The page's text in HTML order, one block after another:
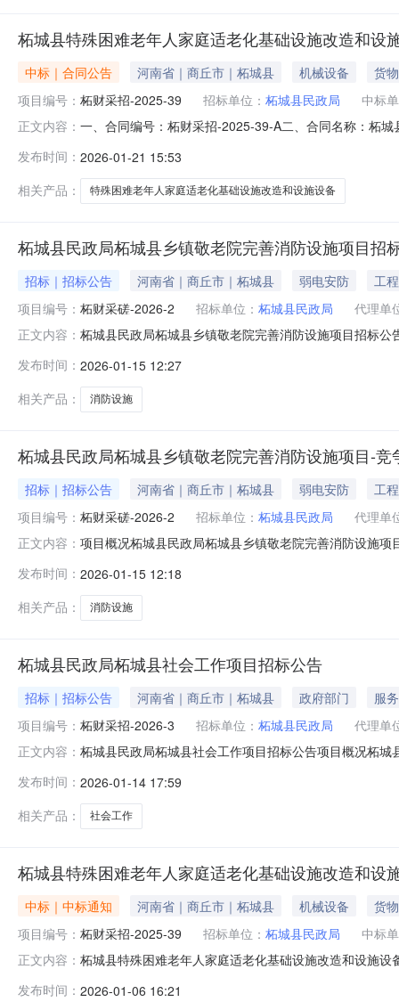
柘城县特殊困难老年人家庭适老化基础设施改造和设
中标｜合同公告 河南省｜商丘市｜柘城县 机械设备
货物
项目编号： 柘财采招-2025-39 招标单位： 柘城县民政局
中标
正文内容： 一、合同编号：柘财采招-2025-39-A二、合同名称：柘
（乙方）：河南葆兔数字科技有限公司企业规模：微型
发布时间： 2026-01-21 15:53
相关产品：
特殊困难老年人家庭适老化基础设施改造和设施设备
柘城县民政局柘城县乡镇敬老院完善消防设施项目招
招标｜招标公告 河南省｜商丘市｜柘城县 弱电安防
工程
项目编号： 柘财采磋-2026-2 招标单位： 柘城县民政局
代理单
正文内容： 柘城县民政局柘城县乡镇敬老院完善消防设施项目招标
目名称：柘城县民政局柘城县乡镇敬老院完善消防设施
竞争性磋商文件、
发布时间： 2026-01-15 12:27
相关产品：
消防设施
柘城县民政局柘城县乡镇敬老院完善消防设施项目-竞
招标｜招标公告 河南省｜商丘市｜柘城县 弱电安防
工程
项目编号： 柘财采磋-2026-2 招标单位： 柘城县民政局
代理单
正文内容： 项目概况柘城县民政局柘城县乡镇敬老院完善消防设施
2,583,177.30元最高限价：2583177.3元序号包号包名
发布时间： 2026-01-15 12:18
相关产品：
消防设施
柘城县民政局柘城县社会工作项目招标公告
招标｜招标公告 河南省｜商丘市｜柘城县 政府部门
服务
项目编号： 柘财采招-2026-3 招标单位： 柘城县民政局
代理单
正文内容： 柘城县民政局柘城县社会工作项目招标公告项目概况柘
城县民政局柘城县社会工作项目3、采购方式：公开招标
发布时间： 2026-01-14 17:59
相关产品：
社会工作
柘城县特殊困难老年人家庭适老化基础设施改造和设
中标｜中标通知 河南省｜商丘市｜柘城县 机械设备
货物
项目编号： 柘财采招-2025-39 招标单位： 柘城县民政局
中标
正文内容： 柘城县特殊困难老年人家庭适老化基础设施改造和设施
项目（二次）2、招标编号：柘财采招-2025-393、资金
发布时间： 2026-01-06 16:21